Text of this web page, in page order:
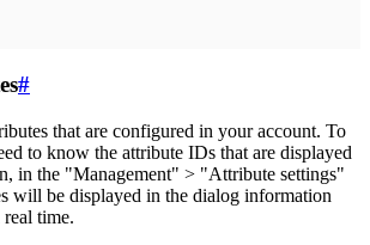
#
that are configured in your account. To
to know the attribute IDs that are displayed
in the "Management" > "Attribute settings"
will be displayed in the dialog information
time.